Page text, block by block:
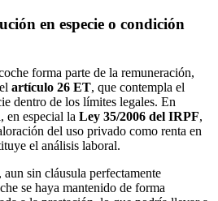
en especie o condición
forma parte de la remuneración,
artículo 26 ET, que contempla el
dentro de los límites legales. En
en especial la Ley 35/2006 del IRPF,
del uso privado como renta en
el análisis laboral.
sin cláusula perfectamente
se haya mantenido de forma